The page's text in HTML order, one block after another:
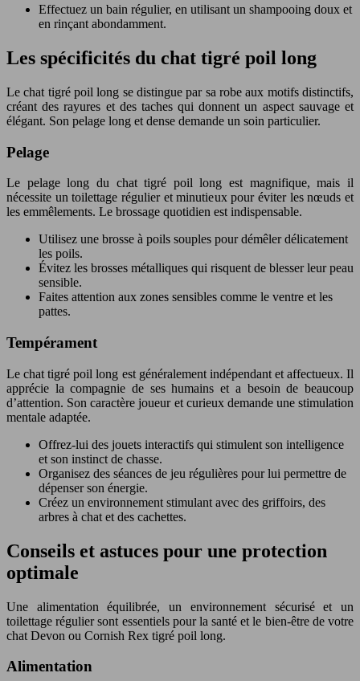
Effectuez un bain régulier, en utilisant un shampooing doux et
en rinçant abondamment.
Les spécificités du chat tigré poil long
Le chat tigré poil long se distingue par sa robe aux motifs distinctifs,
créant des rayures et des taches qui donnent un aspect sauvage et
élégant. Son pelage long et dense demande un soin particulier.
Pelage
Le pelage long du chat tigré poil long est magnifique, mais il
nécessite un toilettage régulier et minutieux pour éviter les nœuds et
les emmêlements. Le brossage quotidien est indispensable.
Utilisez une brosse à poils souples pour démêler délicatement
les poils.
Évitez les brosses métalliques qui risquent de blesser leur peau
sensible.
Faites attention aux zones sensibles comme le ventre et les
pattes.
Tempérament
Le chat tigré poil long est généralement indépendant et affectueux. Il
apprécie la compagnie de ses humains et a besoin de beaucoup
d’attention. Son caractère joueur et curieux demande une stimulation
mentale adaptée.
Offrez-lui des jouets interactifs qui stimulent son intelligence
et son instinct de chasse.
Organisez des séances de jeu régulières pour lui permettre de
dépenser son énergie.
Créez un environnement stimulant avec des griffoirs, des
arbres à chat et des cachettes.
Conseils et astuces pour une protection
optimale
Une alimentation équilibrée, un environnement sécurisé et un
toilettage régulier sont essentiels pour la santé et le bien-être de votre
chat Devon ou Cornish Rex tigré poil long.
Alimentation